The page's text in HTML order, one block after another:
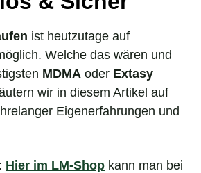
ist heutzutage auf
Welche das wären und
MDMA oder Extasy
wir in diesem Artikel auf
Eigenerfahrungen und
Hier im LM-Shop kann man bei